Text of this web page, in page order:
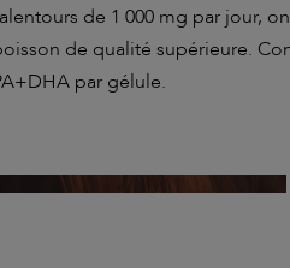
de 1 000 mg par jour,
de qualité supérieure.
par gélule.